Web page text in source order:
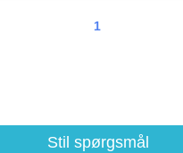
1
Stil spørgsmål